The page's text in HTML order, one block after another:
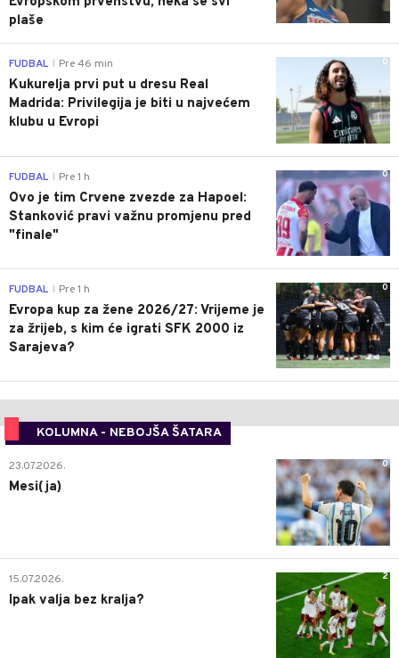
plaše
0
FUDBAL Pre 46 min
Kukurelja prvi put u dresu Real
Madrida: Privilegija je biti u najvećem
klubu u Evropi
0
FUDBAL Pre 1 h
Ovo je tim Crvene zvezde za Hapoel:
Stanković pravi važnu promjenu pred
"finale"
0
FUDBAL Pre 1 h
Evropa kup za žene 2026/27: Vrijeme je
za žrijeb, s kim će igrati SFK 2000 iz
Sarajeva?
KOLUMNA - NEBOJŠA ŠATARA
0
23.07.2026.
Mesi(ja)
2
15.07.2026.
Ipak valja bez kralja?